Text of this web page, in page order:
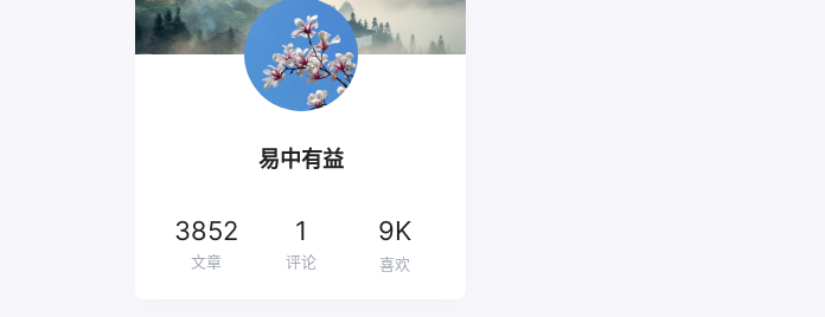
易中有益
3852
文章
1
评论
9K
喜欢